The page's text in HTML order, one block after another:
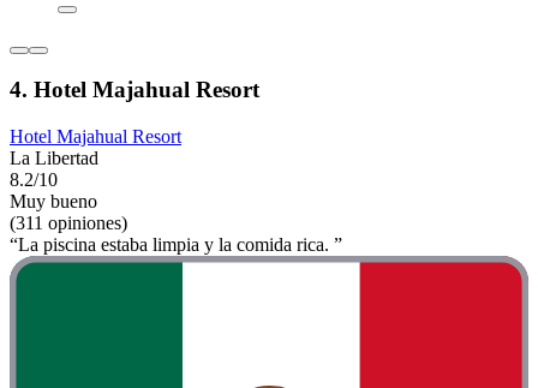
4. Hotel Majahual Resort
Hotel Majahual Resort
La Libertad
8.2/10
Muy bueno
(311 opiniones)
“La piscina estaba limpia y la comida rica. ”